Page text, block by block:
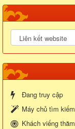
Đang truy cập
Máy chủ tìm kiếm
Khách viếng thăm